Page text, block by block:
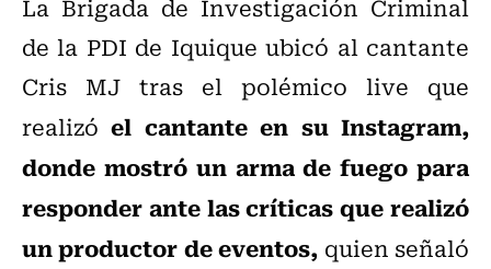
La Brigada de Investigación Criminal
de la PDI de Iquique ubicó al cantante
Cris MJ tras el polémico live que
realizóel cantante en su Instagram,
donde mostró un arma de fuego para
responder ante las críticas que realizó
un productor de eventos, quien señaló